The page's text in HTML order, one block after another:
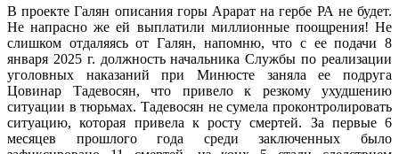
В проекте Галян описания горы Арарат на гербе РА не будет.
Не напрасно же ей выплатили миллионные поощрения! Не
слишком отдаляясь от Галян, напомню, что с ее подачи 8
января 2025 г. должность начальника Службы по реализации
уголовных наказаний при Минюсте заняла ее подруга
Цовинар Тадевосян, что привело к резкому ухудшению
ситуации в тюрьмах. Тадевосян не сумела проконтролировать
ситуацию, которая привела к росту смертей. За первые 6
месяцев прошлого года среди заключенных было